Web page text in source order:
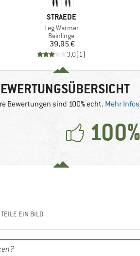
MARKE
STRAEDE
Artikel
Leg Warmer
Produktgruppe
Beinlinge
Preis
39,95 €
3,0(1)
Bewertungen sind 100% echt. Mehr Infos
100%
TEILE EIN BILD